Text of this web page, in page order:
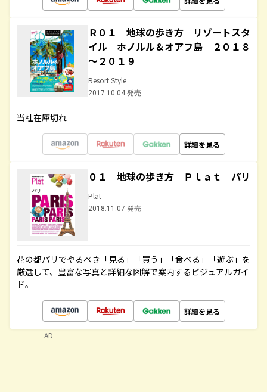
Ｒ０１ 地球の歩き方 リゾートスタ
イル ホノルル＆オアフ島 ２０１８
～２０１９
Resort Style
2017.10.04 発売
当社在庫切れ
詳細を見る
０１ 地球の歩き方 Ｐｌａｔ パリ
Plat
2018.11.07 発売
花の都パリでやるべき「見る」「買う」「食べる」「遊ぶ」を
厳選して、豊富な写真と詳細な図解で案内するビジュアルガイ
ド。
詳細を見る
AD